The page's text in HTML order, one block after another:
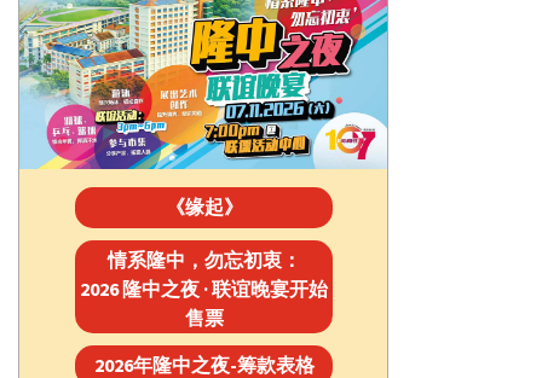
《缘起》
情系隆中，勿忘初衷：
2026 隆中之夜 · 联谊晚宴开始
售票
2026年隆中之夜-筹款表格